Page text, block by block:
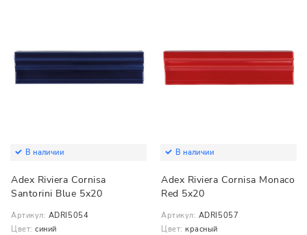
В наличии
Adex Riviera Cornisa
Santorini Blue 5x20
Артикул: ADRI5054
Цвет: синий
В наличии
Adex Riviera Cornisa Monaco
Red 5x20
Артикул: ADRI5057
Цвет: красный